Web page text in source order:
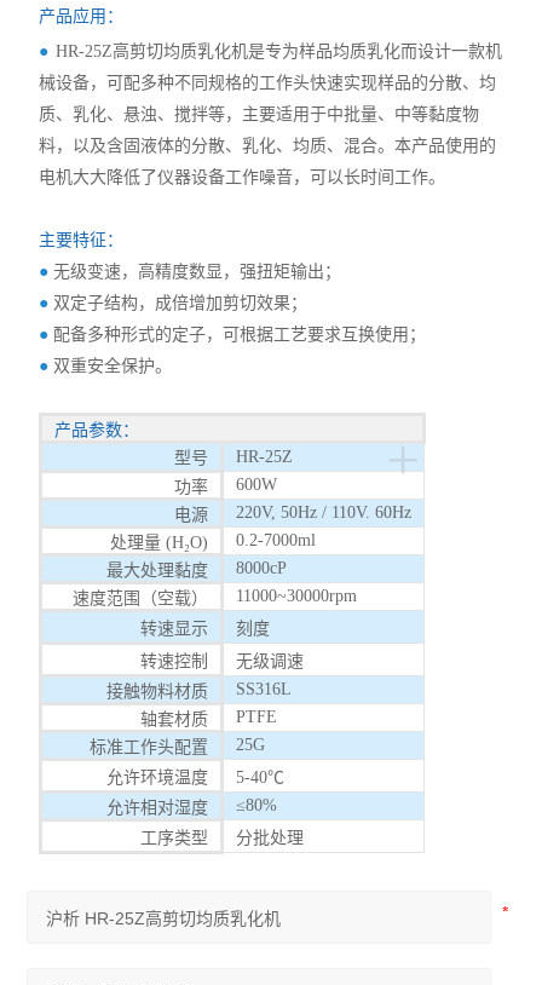
PH/酸度计
电导率测定仪
溶解氧测定仪
浊度测定仪
分光光度计/比色计
BOD测定仪
COD测定仪
职业卫生与环境安全检测
吸收管/吸收瓶
杭州爱华
扬尘噪声自动监测系统
噪声检测仪
爱华声级计
气体检测仪
产品应用：
● HR-25Z高剪切均质乳化机是专为样品均质乳化而设计一款机
械设备，可配多种不同规格的工作头快速实现样品的分散、均
质、乳化、悬浊、搅拌等，主要适用于中批量、中等黏度物
料，以及含固液体的分散、乳化、均质、混合。本产品使用的
电机大大降低了仪器设备工作噪音，可以长时间工作。
主要特征：
● 无级变速，高精度数显，强扭矩输出；
● 双定子结构，成倍增加剪切效果；
● 配备多种形式的定子，可根据工艺要求互换使用；
● 双重安全保护。
+
产品参数：
型号
HR-25Z
功率
600W
电源
220V, 50Hz / 110V. 60Hz
处理量 (H₂O)
0.2-7000ml
最大处理黏度
8000cP
速度范围（空载）
11000~30000rpm
转速显示
刻度
转速控制
无级调速
接触物料材质
SS316L
轴套材质
PTFE
标准工作头配置
25G
允许环境温度
5-40℃
允许相对湿度
≤80%
工序类型
分批处理